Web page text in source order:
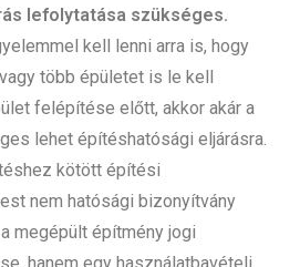
lefolytatása szükséges.
kell lenni arra is, hogy
több épületet is le kell
felépítése előtt, akkor akár a
lehet építéshatósági eljárásra.
kötött építési
nem hatósági bizonyítvány
megépült építmény jogi